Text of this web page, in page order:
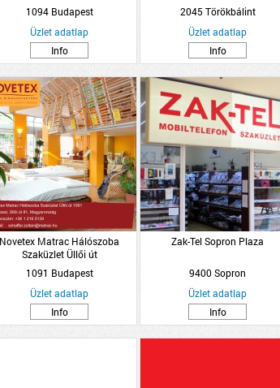
1094 Budapest
Üzlet adatlap
Info
2045 Törökbálint
Üzlet adatlap
Info
Novetex Matrac Hálószoba
Szaküzlet Üllői út
1091 Budapest
Üzlet adatlap
Info
Zak-Tel Sopron Plaza
9400 Sopron
Üzlet adatlap
Info